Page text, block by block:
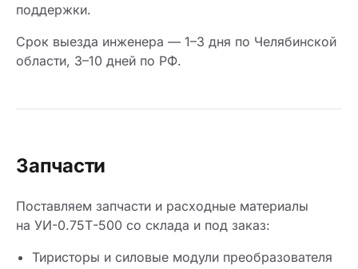
поддержки.
Срок выезда инженера — 1–3 дня по Челябинской
области, 3–10 дней по РФ.
Запчасти
Поставляем запчасти и расходные материалы
на УИ-0.75Т-500 со склада и под заказ:
Тиристоры и силовые модули преобразователя